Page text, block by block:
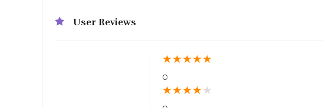
User Reviews
★★★★★
0
★★★★★